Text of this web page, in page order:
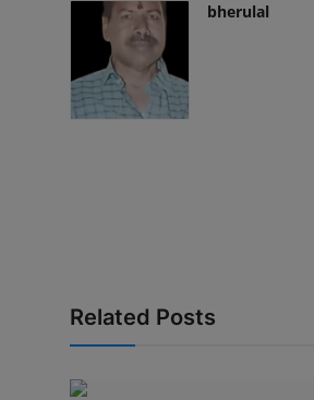
bherulal
Related Posts